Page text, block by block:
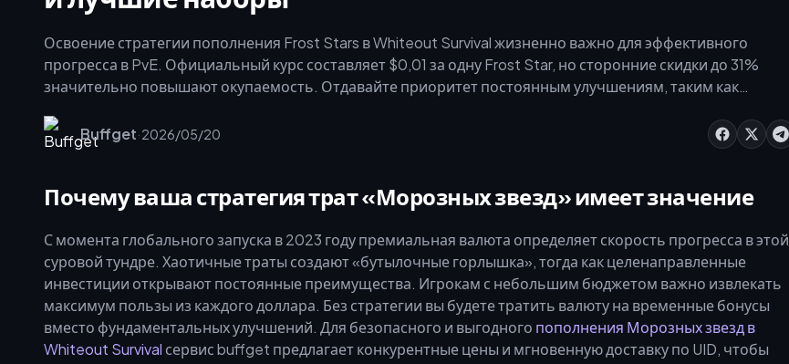
Освоение стратегии пополнения Frost Stars в Whiteout Survival жизненно важно для эффективного
прогресса в PvE. Официальный курс составляет $0,01 за одну Frost Star, но сторонние скидки до 31%
значительно повышают окупаемость. Отдавайте приоритет постоянным улучшениям, таким как
получения ежедневной выносливости. Ниже представлен разбор ценности наборов, порогов VIP и
оптимальных приоритетов трат.
Buffget·2026/05/20
Почему ваша стратегия трат «Морозных звезд» имеет значение
С момента глобального запуска в 2023 году премиальная валюта определяет скорость прогресса в этой
суровой тундре. Хаотичные траты создают «бутылочные горлышка», тогда как целенаправленные
инвестиции открывают постоянные преимущества. Игрокам с небольшим бюджетом важно извлекать
максимум пользы из каждого доллара. Без стратегии вы будете тратить валюту на временные бонусы
вместо фундаментальных улучшений. Для безопасного и выгодного пополнения Морозных звезд в
Whiteout Survival сервис buffget предлагает конкурентные цены и мгновенную доставку по UID, чтобы